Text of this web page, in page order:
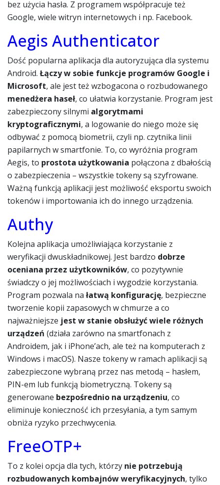
bez użycia hasła. Z programem współpracuje też
Google, wiele witryn internetowych i np. Facebook.
Aegis Authenticator
Dość popularna aplikacja dla autoryzująca dla systemu
Android. Łączy w sobie funkcje programów Google i
Microsoft, ale jest też wzbogacona o rozbudowanego
menedżera haseł, co ułatwia korzystanie. Program jest
zabezpieczony silnymi algorytmami
kryptograficznymi, a logowanie do niego może się
odbywać z pomocą biometrii, czyli np. czytnika linii
papilarnych w smartfonie. To, co wyróżnia program
Aegis, to prostota użytkowania połączona z dbałością
o zabezpieczenia – wszystkie tokeny są szyfrowane.
Ważną funkcją aplikacji jest możliwość eksportu swoich
tokenów i importowania ich do innego urządzenia.
Authy
Kolejna aplikacja umożliwiająca korzystanie z
weryfikacji dwuskładnikowej. Jest bardzo dobrze
oceniana przez użytkowników, co pozytywnie
świadczy o jej możliwościach i wygodzie korzystania.
Program pozwala na łatwą konfigurację, bezpieczne
tworzenie kopii zapasowych w chmurze a co
najważniejsze jest w stanie obsłużyć wiele różnych
urządzeń (działa zarówno na smartfonach z
Androidem, jak i iPhone’ach, ale też na komputerach z
Windows i macOS). Nasze tokeny w ramach aplikacji są
zabezpieczone wybraną przez nas metodą – hasłem,
PIN-em lub funkcją biometryczną. Tokeny są
generowane bezpośrednio na urządzeniu, co
eliminuje konieczność ich przesyłania, a tym samym
obniża ryzyko przechwycenia.
FreeOTP+
To z kolei opcja dla tych, którzy nie potrzebują
rozbudowanych kombajnów weryfikacyjnych, tylko